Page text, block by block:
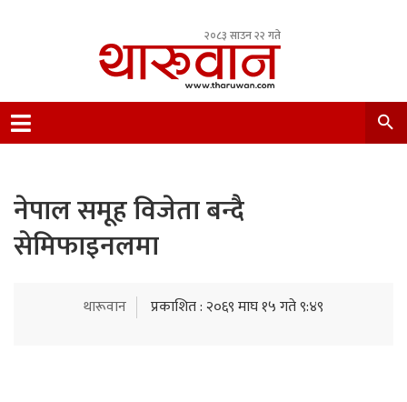
२०८३ साउन २२ गते
Nepal.
नेपाल समूह विजेता बन्दै
सेमिफाइनलमा
थारूवान प्रकाशित : २०६९ माघ १५ गते ९:४९